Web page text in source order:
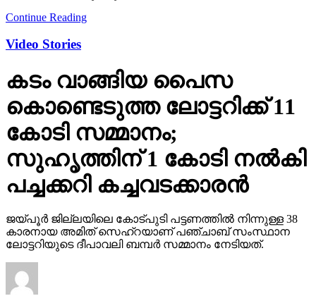
Continue Reading
Video Stories
കടം വാങ്ങിയ പൈസ
കൊണ്ടെടുത്ത ലോട്ടറിക്ക് 11
കോടി സമ്മാനം;
സുഹൃത്തിന് 1 കോടി നല്‍കി
പച്ചക്കറി കച്ചവടക്കാരന്‍
ജയ്പൂര്‍ ജില്ലയിലെ കോട്പുടി പട്ടണത്തില്‍ നിന്നുള്ള 38
കാരനായ അമിത് സെഹ്‌റയാണ് പഞ്ചാബ് സംസ്ഥാന
ലോട്ടറിയുടെ ദീപാവലി ബമ്പര്‍ സമ്മാനം നേടിയത്.